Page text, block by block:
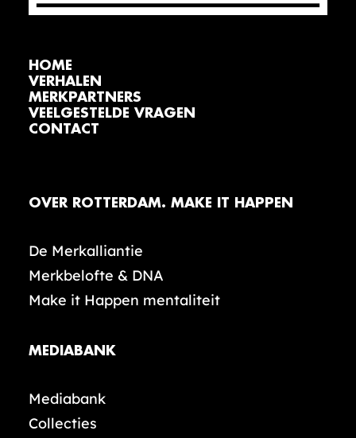
HOME
VERHALEN
MERKPARTNERS
VEELGESTELDE VRAGEN
CONTACT
OVER ROTTERDAM. MAKE IT HAPPEN
De Merkalliantie
Merkbelofte & DNA
Make it Happen mentaliteit
MEDIABANK
Mediabank
Collecties